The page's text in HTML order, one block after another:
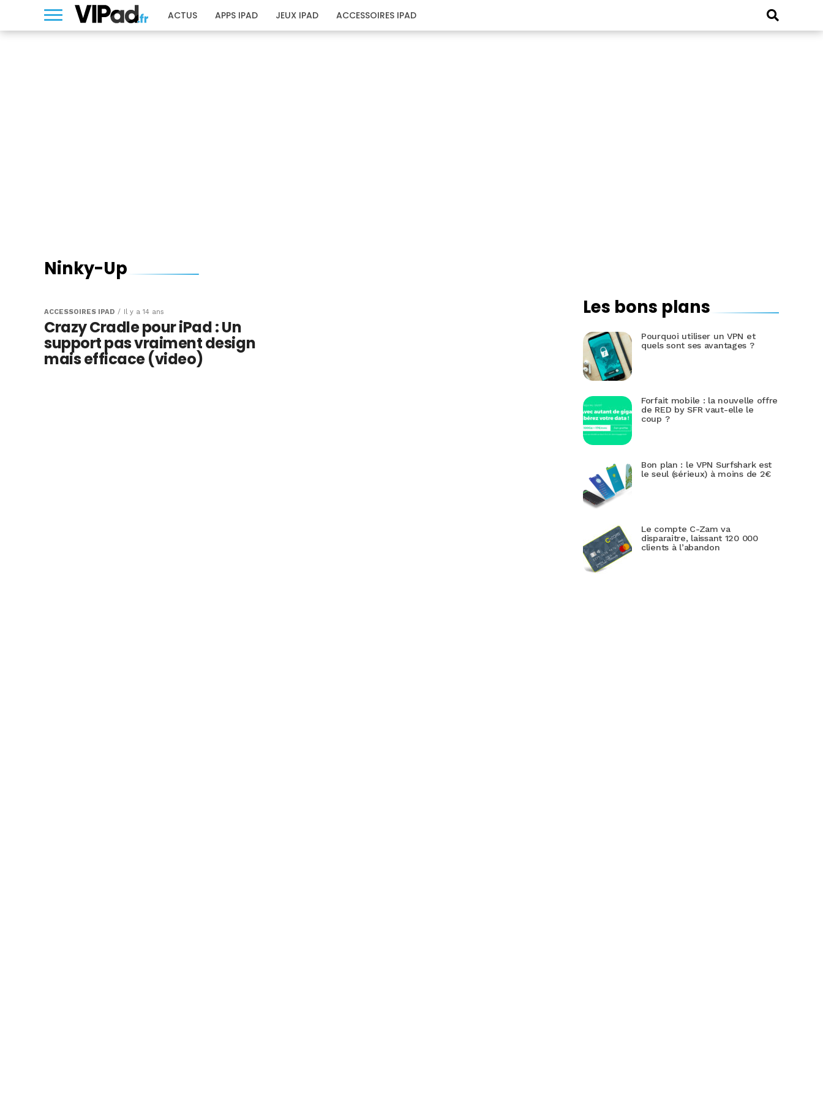
ACTUS APPS IPAD JEUX IPAD ACCESSOIRES IPAD
NINKY-UP
La gamme des supports
Ninki-Up pour iPad s’élargit
(video)
Ninky-Up
ACCESSOIRES IPAD Il y a 14 ans
Crazy Cradle pour iPad : Un
support pas vraiment design
mais efficace (video)
Les bons plans
Pourquoi utiliser un VPN et
quels sont ses avantages ?
Forfait mobile : la nouvelle offre
de RED by SFR vaut-elle le
coup ?
Bon plan : le VPN Surfshark est
le seul (sérieux) à moins de 2€
Le compte C-Zam va
disparaitre, laissant 120 000
clients à l’abandon